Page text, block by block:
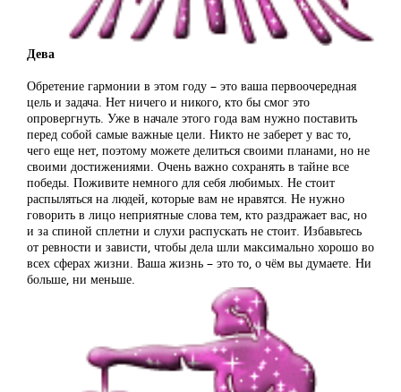
Дева
Обретение гармонии в этом году – это ваша первоочередная
цель и задача. Нет ничего и никого, кто бы смог это
опровергнуть. Уже в начале этого года вам нужно поставить
перед собой самые важные цели. Никто не заберет у вас то,
чего еще нет, поэтому можете делиться своими планами, но не
своими достижениями. Очень важно сохранять в тайне все
победы. Поживите немного для себя любимых. Не стоит
распыляться на людей, которые вам не нравятся. Не нужно
говорить в лицо неприятные слова тем, кто раздражает вас, но
и за спиной сплетни и слухи распускать не стоит. Избавьтесь
от ревности и зависти, чтобы дела шли максимально хорошо во
всех сферах жизни. Ваша жизнь – это то, о чём вы думаете. Ни
больше, ни меньше.